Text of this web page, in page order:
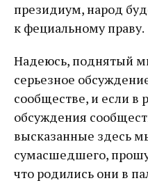
президиум, народ
к фециальному праву.
Надеюсь, поднятый
серьезное
сообществе, и если в
обсуждения
высказанные здесь
сумасшедшего,
что родились они в